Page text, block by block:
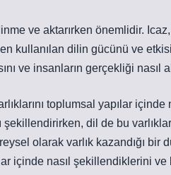
ve aktarırken önemlidir.
kullanılan dilin gücünü ve
ve insanların gerçekliği nasıl
toplumsal yapılar içinde
şekillendirirken, dil de bu
olarak varlık kazandığı bir
içinde nasıl şekillendiklerini ve